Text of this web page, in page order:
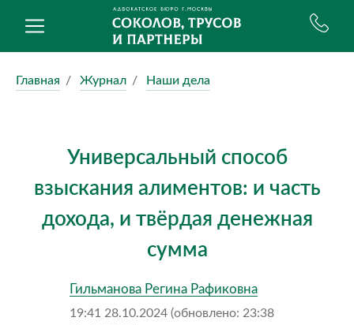
Главная Журнал Наши дела
Универсальный способ
взыскания алиментов: и часть
дохода, и твёрдая денежная
сумма
Гильманова Регина Рафиковна
19:41 28.10.2024 (обновлено: 23:38